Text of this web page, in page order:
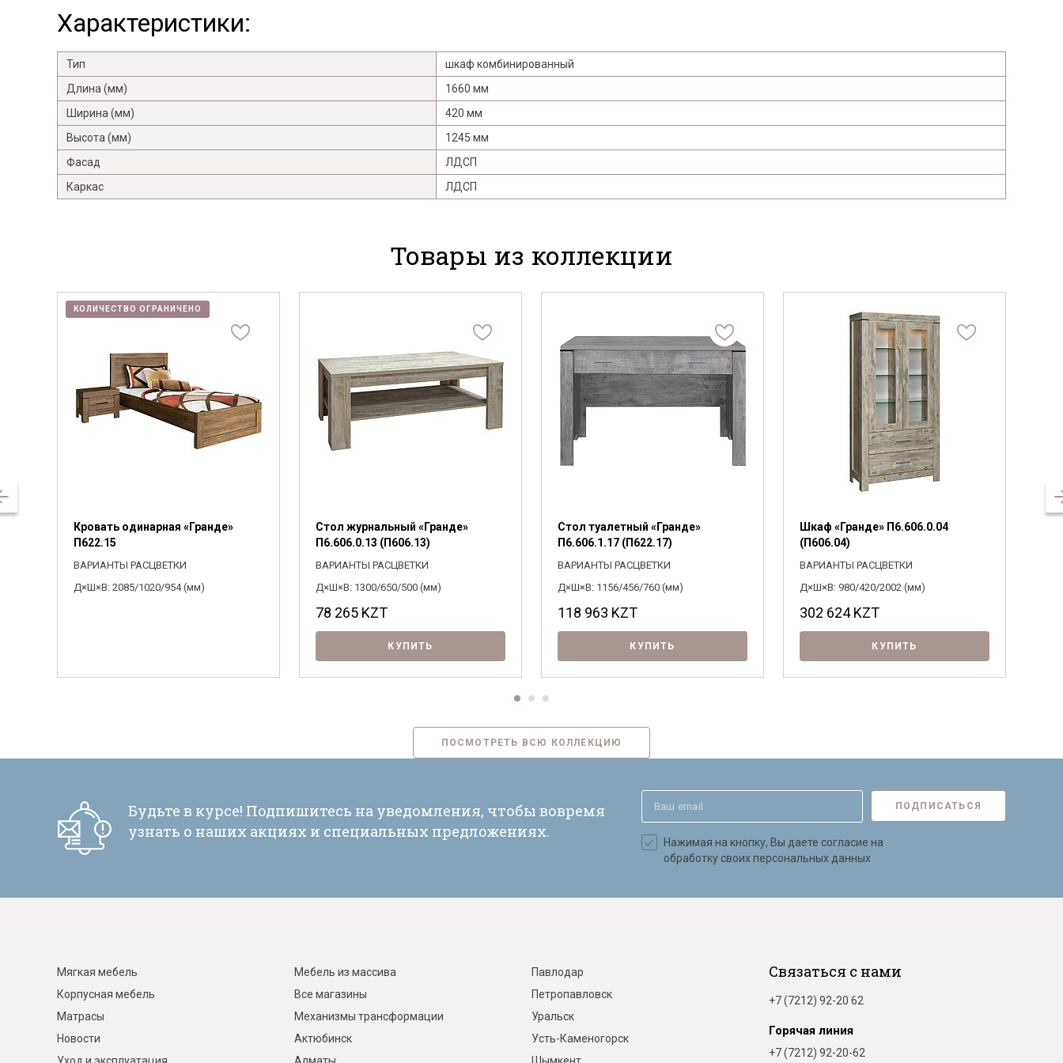
Я ознакомлен с Политикойв отношении
обработки персональных данных и
согласен на их обработку.
Характеристики:
Тип
шкаф комбинированный
Длина (мм)
1660 мм
Ширина (мм)
420 мм
Высота (мм)
1245 мм
Фасад
ЛДСП
Каркас
ЛДСП
Товары из коллекции
КОЛИЧЕСТВО ОГРАНИЧЕНО
Кровать одинарная «Гранде»
П622.15
ВАРИАНТЫ РАСЦВЕТКИ
Д×Ш×В: 2085/1020/954 (мм)
Стол журнальный «Гранде»
П6.606.0.13 (П606.13)
ВАРИАНТЫ РАСЦВЕТКИ
Д×Ш×В: 1300/650/500 (мм)
78 265 KZT
КУПИТЬ
Стол туалетный «Гранде»
П6.606.1.17 (П622.17)
ВАРИАНТЫ РАСЦВЕТКИ
Д×Ш×В: 1156/456/760 (мм)
118 963 KZT
КУПИТЬ
Шкаф «Гранде» П6.606.0.04
(П606.04)
ВАРИАНТЫ РАСЦВЕТКИ
Д×Ш×В: 980/420/2002 (мм)
302 624KZT
КУПИТЬ
ПОСМОТРЕТЬ ВСЮ КОЛЛЕКЦИЮ
Будьте в курсе! Подпишитесь на уведомления, чтобы вовремя
узнать о наших акциях и специальных предложениях.
ПОДПИСАТЬСЯ
Нажимая на кнопку, Вы даете согласие на
обработку своих персональных данных
Мягкая мебель
Корпусная мебель
Матрасы
Новости
Мебель из массива
Все магазины
Механизмы трансформации
Актюбинск
Павлодар
Петропавловск
Уральск
Усть-Каменогорск
Связаться с нами
+7 (7212) 92-20 62
Горячая линия
+7 (7212) 92-20-62